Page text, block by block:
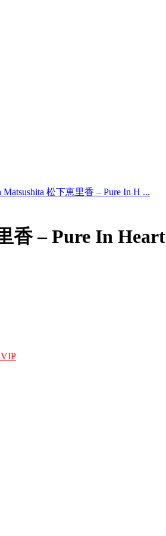
Matsushita 松下恵里香 – Pure In H ...
香 – Pure In Heart